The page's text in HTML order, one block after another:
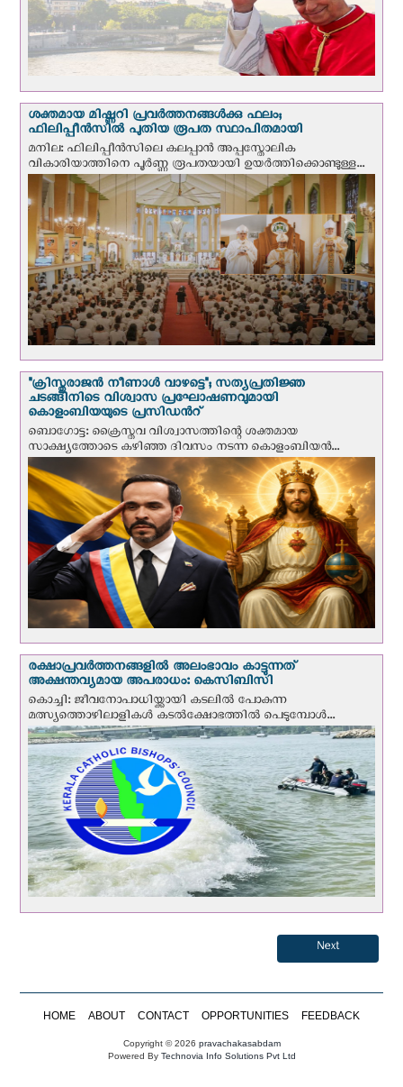
ശക്തമായ മിഷ്ണറി പ്രവർത്തനങ്ങൾക്കു ഫലം;
ഫിലിപ്പീൻസിൽ പുതിയ രൂപത സ്ഥാപിതമായി
മനില: ഫിലിപ്പീൻസിലെ കലപ്പാൻ അപ്പസ്തോലിക
വികാരിയാത്തിനെ പൂർണ്ണ രൂപതയായി ഉയർത്തിക്കൊണ്ടുള്ള...
"ക്രിസ്തുരാജന്‍ നീണാള്‍ വാഴട്ടെ"; സത്യപ്രതിജ്ഞ
ചടങ്ങിനിടെ വിശ്വാസ പ്രഘോഷണവുമായി
കൊളംബിയയുടെ പ്രസിഡന്‍റ്
ബൊഗോട്ട: ക്രൈസ്തവ വിശ്വാസത്തിന്റെ ശക്തമായ
സാക്ഷ്യത്തോടെ കഴിഞ്ഞ ദിവസം നടന്ന കൊളംബിയന്‍...
രക്ഷാപ്രവര്‍ത്തനങ്ങളില്‍ അലംഭാവം കാട്ടുന്നത്
അക്ഷന്തവ്യമായ അപരാധം: കെസിബിസി
കൊച്ചി: ജീവനോപാധിയ്ക്കായി കടലില്‍ പോകുന്ന
മത്സ്യത്തൊഴിലാളികള്‍ കടല്‍ക്ഷോഭത്തില്‍ പെടുമ്പോള്‍...
Next
HOME ABOUT CONTACT OPPORTUNITIES FEEDBACK
Copyright © 2026 pravachakasabdam
Powered ByTechnovia Info Solutions Pvt Ltd